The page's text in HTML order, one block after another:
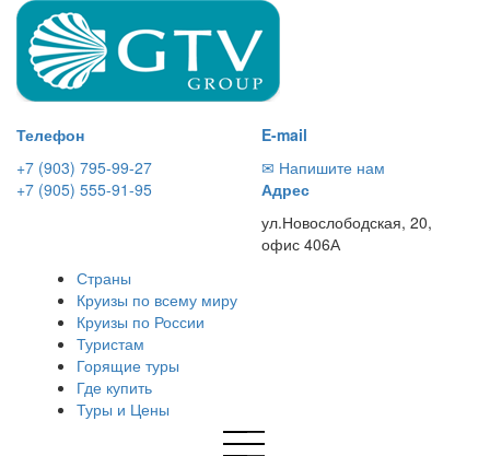
Телефон
+7 (903) 795-99-27
+7 (905) 555-91-95
E-mail
✉ Напишите нам
Адрес
ул.Новослободская, 20,
офис 406А
Страны
Круизы по всему миру
Круизы по России
Туристам
Горящие туры
Где купить
Туры и Цены